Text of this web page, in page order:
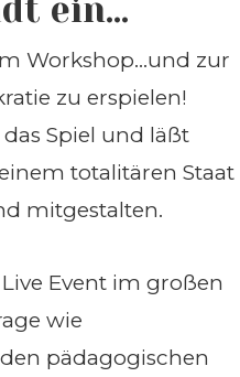
ein...
Workshop…und zur
zu erspielen!
Spiel und läßt
totalitären Staat
mitgestalten.
Event im großen
wie
pädagogischen